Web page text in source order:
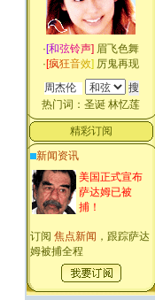
·[和弦铃声] 眉飞色舞
·[疯狂音效] 厉鬼再现
热门词： 圣诞 林忆莲
精彩订阅
新闻资讯
美国正式宣布
萨达姆已被
捕！
订阅 焦点新闻 ，跟踪萨达
姆被捕全程